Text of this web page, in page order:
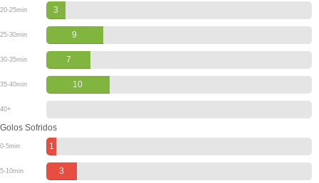
20-25min 3
25-30min 9
30-35min 7
35-40min 10
40+
Golos Sofridos
0-5min 1
5-10min 3